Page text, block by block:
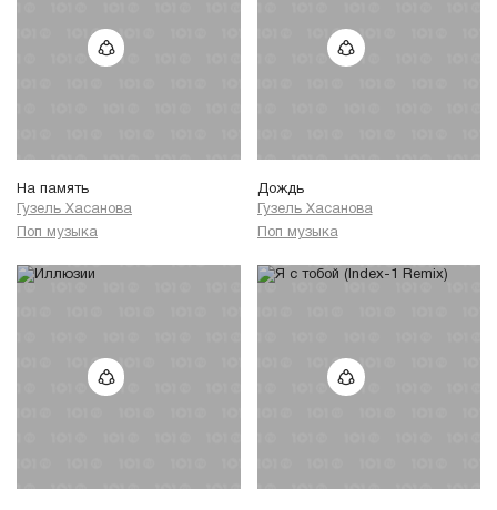
На память
Гузель Хасанова
Поп музыка
Дождь
Гузель Хасанова
Поп музыка